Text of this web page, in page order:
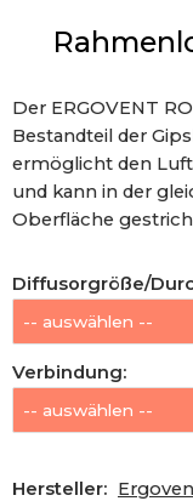
Der ERGOVENT
Bestandteil der
ermöglicht den
und kann in der
Oberfläche
Diffusorgröße/
Verbindung:
Hersteller: